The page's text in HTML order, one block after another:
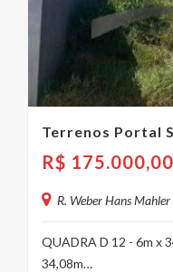
Terrenos Portal
R$ 175.000,00
R. Weber Hans Mahler -
QUADRA D 12 - 6m x
34,08m…